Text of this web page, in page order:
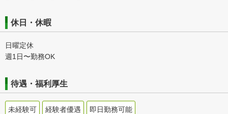
休日・休暇
日曜定休
週1日〜勤務OK
待遇・福利厚生
未経験可 経験者優遇 即日勤務可能